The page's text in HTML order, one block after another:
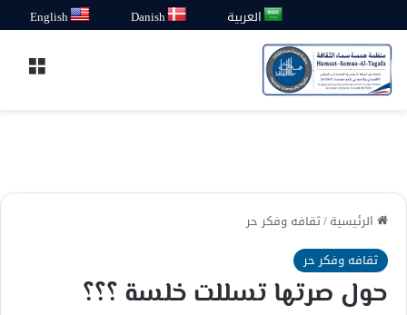
العربية Danish
English
الرئيسية/ثقافه وفكر حر
ثقافه وفكر حر
حول صرتها تسللت خلسة ؟؟؟